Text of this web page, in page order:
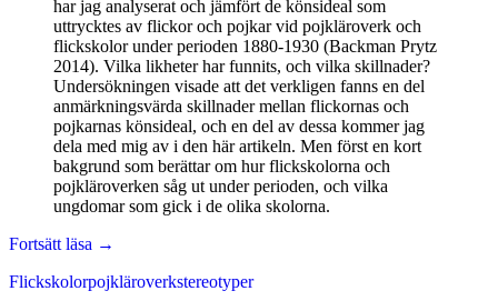
har jag analyserat och jämfört de könsideal som
uttrycktes av flickor och pojkar vid pojkläroverk och
flickskolor under perioden 1880-1930 (Backman Prytz
2014). Vilka likheter har funnits, och vilka skillnader?
Undersökningen visade att det verkligen fanns en del
anmärkningsvärda skillnader mellan flickornas och
pojkarnas könsideal, och en del av dessa kommer jag
dela med mig av i den här artikeln. Men först en kort
bakgrund som berättar om hur flickskolorna och
pojkläroverken såg ut under perioden, och vilka
ungdomar som gick i de olika skolorna.
Fortsätt läsa Flickskoleflickor
läroverkspojkar
→
Flickskolorpojkläroverkstereotyper